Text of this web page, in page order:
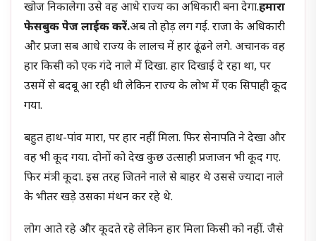
खोज निकालेगा उसे वह आधे राज्य का अधिकारी बना देगा.हमारा
फेसबुक पेज लाईक करें.अब तो होड़ लग गई. राजा के अधिकारी
और प्रजा सब आधे राज्य के लालच में हार ढूंढने लगे. अचानक वह
हार किसी को एक गंदे नाले में दिखा. हार दिखाई दे रहा था, पर
उसमें से बदबू आ रही थी लेकिन राज्य के लोभ में एक सिपाही कूद
गया.
बहुत हाथ-पांव मारा, पर हार नहीं मिला. फिर सेनापति ने देखा और
वह भी कूद गया. दोनों को देख कुछ उत्साही प्रजाजन भी कूद गए.
फिर मंत्री कूदा. इस तरह जितने नाले से बाहर थे उससे ज्यादा नाले
के भीतर खड़े उसका मंथन कर रहे थे.
लोग आते रहे और कूदते रहे लेकिन हार मिला किसी को नहीं. जैसे